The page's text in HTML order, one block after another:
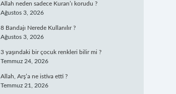
Allah neden sadece Kuran’ı korudu ?
Ağustos 3, 2026
8 Bandajı Nerede Kullanılır ?
Ağustos 3, 2026
3 yaşındaki bir çocuk renkleri bilir mi ?
Temmuz 24, 2026
Allah, Arş’a ne istiva etti ?
Temmuz 21, 2026